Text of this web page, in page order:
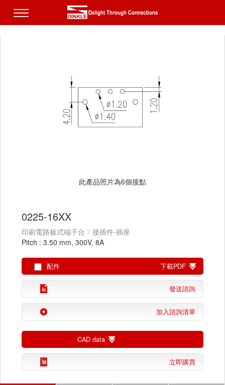
此產品照片為6個接點
0225-16XX
印刷電路板式端子台
接插件-插座
Pitch : 3.50 mm, 300V, 8A
配件 下載PDF
發送諮詢
加入諮詢清單
CAD data
立即購買